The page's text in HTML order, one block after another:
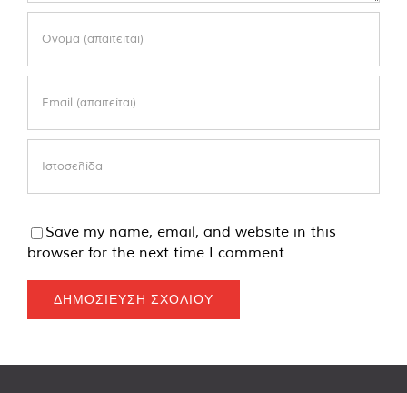
Save my name, email, and website in this
browser for the next time I comment.